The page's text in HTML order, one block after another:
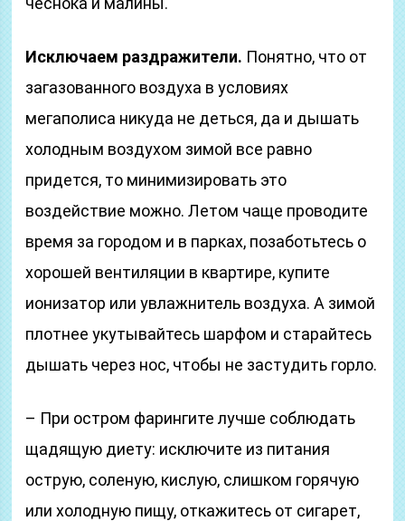
Исключаем раздражители. Понятно, что от
загазованного воздуха в условиях
мегаполиса никуда не деться, да и дышать
холодным воздухом зимой все равно
придется, то минимизировать это
воздействие можно. Летом чаще проводите
время за городом и в парках, позаботьтесь о
хорошей вентиляции в квартире, купите
ионизатор или увлажнитель воздуха. А зимой
плотнее укутывайтесь шарфом и старайтесь
дышать через нос, чтобы не застудить горло.
– При остром фарингите лучше соблюдать
щадящую диету: исключите из питания
острую, соленую, кислую, слишком горячую
или холодную пищу, откажитесь от сигарет,